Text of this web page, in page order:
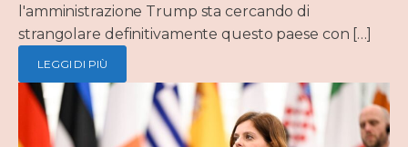
l'amministrazione Trump sta cercando di
strangolare definitivamente questo paese con […]
LEGGI DI PIÙ